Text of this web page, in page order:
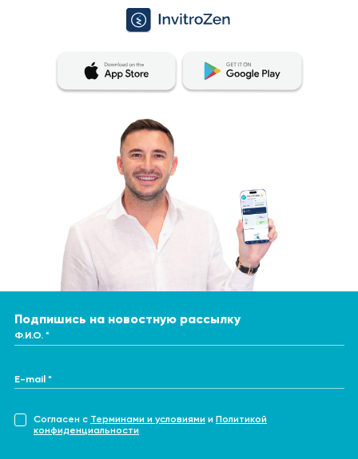
исследований. Только квалифицированный
определить соответствующее лечение. Для получения
наиболее точной и последовательной оценки
одной и той же лаборатории. Это связано с тем, что
разные лаборатории могут использовать различные
методы и единицы измерения для проведения
аналогичных исследований.
Подпишись на новостную рассылку
Ф.И.О. *
E-mail *
Согласен с Терминами и условиями и Политикой
конфиденциальности